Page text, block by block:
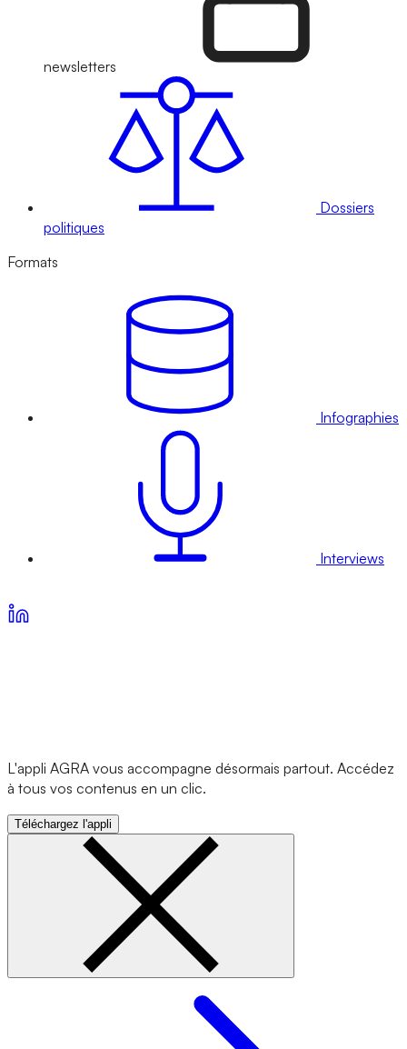
newsletters
Dossiers
politiques
Formats
Infographies
Interviews
L'appli AGRA vous accompagne désormais partout. Accédez
à tous vos contenus en un clic.
Téléchargez l'appli